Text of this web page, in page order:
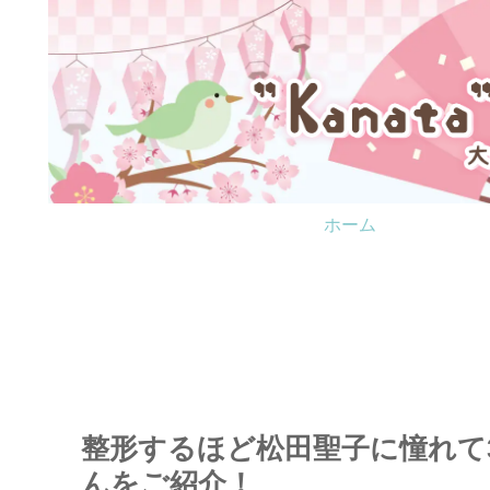
ホーム
整形するほど松田聖子に憧れ
んをご紹介！